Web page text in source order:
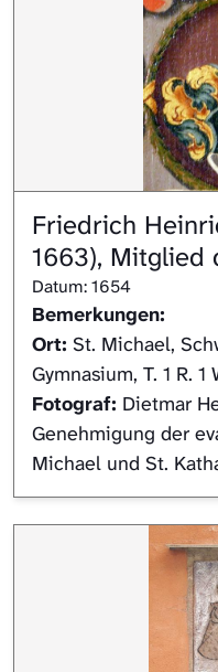
Friedrich
1663), Mitglied
Datum: 1654
Bemerkungen:
Ort: St. Michael,
Gymnasium, T. 1 R. 1
Fotograf: Dietmar
Genehmigung der
Michael und St.